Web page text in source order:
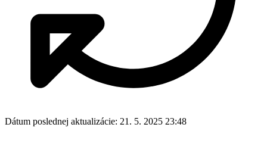
Dátum poslednej aktualizácie: 21. 5. 2025 23:48